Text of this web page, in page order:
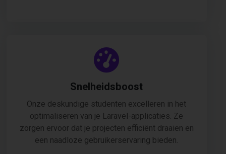
Snelheidsboost
Onze deskundige studenten excelleren in het
optimaliseren van je Laravel-applicaties. Ze
zorgen ervoor dat je projecten efficiënt draaien en
een naadloze gebruikerservaring bieden.